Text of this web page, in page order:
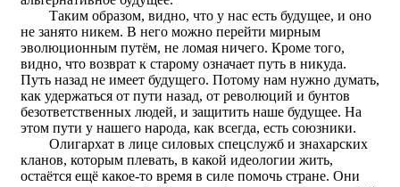
Таким образом, видно, что у нас есть будущее, и оно
не занято никем. В него можно перейти мирным
эволюционным путём, не ломая ничего. Кроме того,
видно, что возврат к старому означает путь в никуда.
Путь назад не имеет будущего. Потому нам нужно думать,
как удержаться от пути назад, от революций и бунтов
безответственных людей, и защитить наше будущее. На
этом пути у нашего народа, как всегда, есть союзники.
Олигархат в лице силовых спецслужб и знахарских
кланов, которым плевать, в какой идеологии жить,
остаётся ещё какое-то время в силе помочь стране. Они